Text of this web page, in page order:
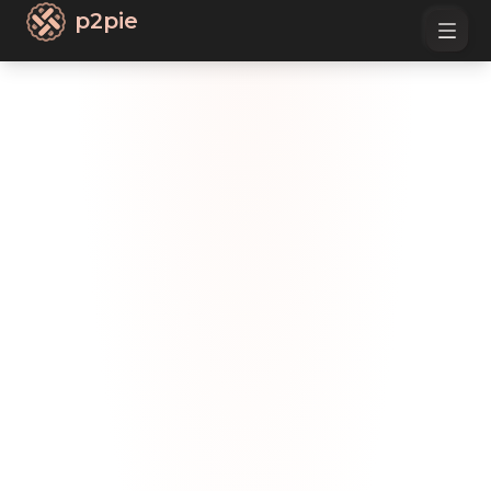
p2pie